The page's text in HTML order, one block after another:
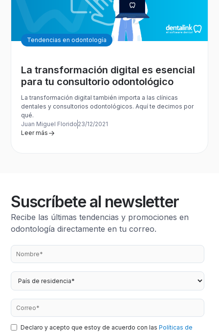
Tendencias en odontología
La transformación digital es esencial
para tu consultorio odontológico
La transformación digital también importa a las clínicas
dentales y consultorios odontológicos. Aquí te decimos por
qué.
Juan Miguel Florido 23/12/2021
Leer más
Suscríbete al newsletter
Recibe las últimas tendencias y promociones en
odontología directamente en tu correo.
Declaro y acepto que estoy de acuerdo con lasPolíticas de